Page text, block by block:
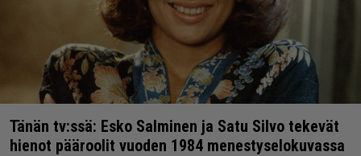
Tänän tv:ssä: Esko Salminen ja Satu Silvo tekevät
hienot pääroolit vuoden 1984 menestyselokuvassa